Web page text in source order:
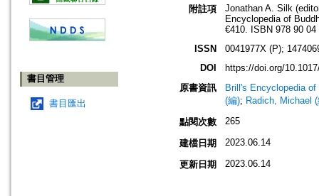
書目管理
書目匯出
附註項
Jonathan A. Silk
Encyclopedia of
€410. ISBN 978 90 04
ISSN
0041977X (P);
DOI
https://doi.org/
原書資訊
Brill's Encyclopedia
(編); Radich, Michael
點閱次數
265
建檔日期 2023.06.14
更新日期 2023.06.14